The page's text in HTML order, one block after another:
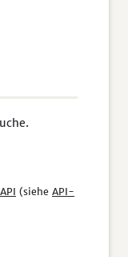
API (siehe API-